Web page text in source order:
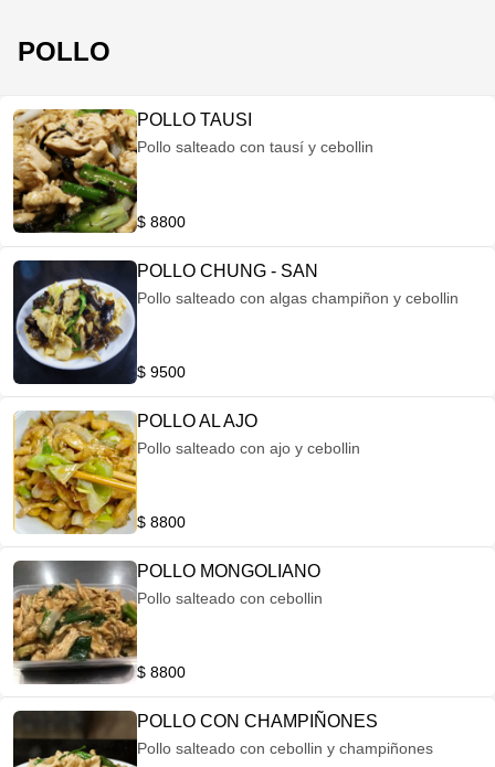
POLLO
POLLO TAUSI
Pollo salteado con tausí y cebollin
$ 8800
POLLO CHUNG - SAN
Pollo salteado con algas champiñon y cebollin
$ 9500
POLLO AL AJO
Pollo salteado con ajo y cebollin
$ 8800
POLLO MONGOLIANO
Pollo salteado con cebollin
$ 8800
POLLO CON CHAMPIÑONES
Pollo salteado con cebollin y champiñones